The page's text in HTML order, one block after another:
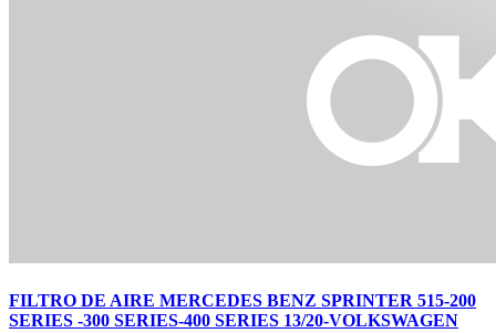
FILTRO DE AIRE MERCEDES BENZ SPRINTER 515-200
SERIES -300 SERIES-400 SERIES 13/20-VOLKSWAGEN